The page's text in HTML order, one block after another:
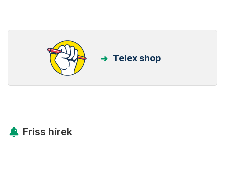
Telex shop
Friss hírek